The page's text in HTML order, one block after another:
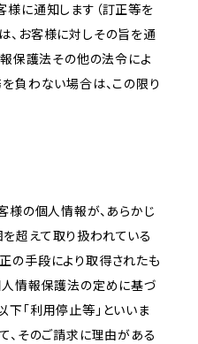
様に通知します（訂正等を
、お客様に対しその旨を通
報保護法その他の法令によ
負わない場合は、この限り
様の個人情報が、あらかじ
超えて取り扱われている
の手段により取得されたも
人情報保護法の定めに基づ
「利用停止等」といいま
、そのご請求に理由がある